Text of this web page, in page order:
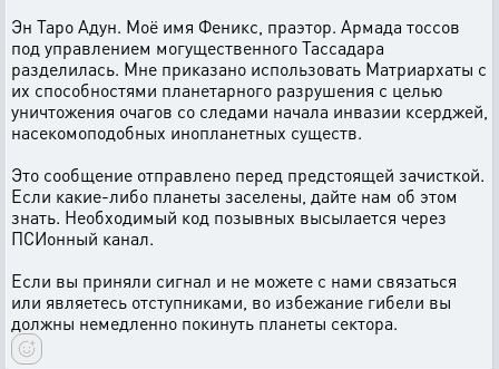
Эн Таро Адун. Моё имя Феникс, праэтор. Армада тоссов
под управлением могущественного Тассадара
разделилась. Мне приказано использовать Матриархаты с
их способностями планетарного разрушения с целью
уничтожения очагов со следами начала инвазии ксерджей,
насекомоподобных инопланетных существ.
Это сообщение отправлено перед предстоящей зачисткой.
Если какие-либо планеты заселены, дайте нам об этом
знать. Необходимый код позывных высылается через
ПСИонный канал.
Если вы приняли сигнал и не можете с нами связаться
или являетесь отступниками, во избежание гибели вы
должны немедленно покинуть планеты сектора.